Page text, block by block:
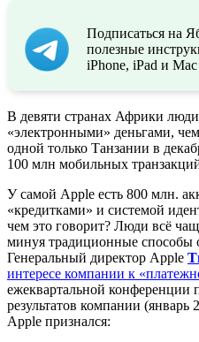
Подписаться на
полезные
iPhone, iPad и Mac
В девяти странах Африки
«электронными» деньгами,
одной только Танзании в
100 млн мобильных
У самой Apple есть 800 млн.
«кредитками» и системой
чем это говорит? Люди всё
минуя традиционные способы
Генеральный директор Apple
интересе компании к
ежеквартальной
результатов компании (январь
Apple признался: